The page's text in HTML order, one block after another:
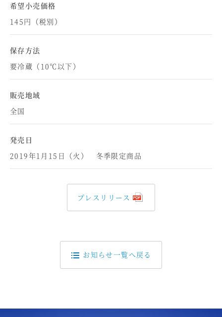
希望小売価格
145円（税別）
保存方法
要冷蔵（10℃以下）
販売地域
全国
発売日
2019年1月15日（火） 冬季限定商品
プレスリリース
お知らせ一覧へ戻る